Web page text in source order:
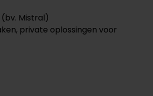
Mistral)
private oplossingen voor